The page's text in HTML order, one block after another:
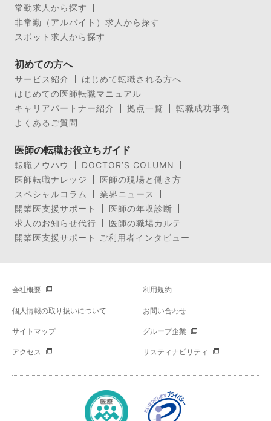
常勤求人から探す
非常勤（アルバイト）求人から探す
スポット求人から探す
初めての方へ
サービス紹介
はじめて転職される方へ
はじめての医師転職マニュアル
キャリアパートナー紹介
拠点一覧
転職成功事例
よくあるご質問
医師の転職お役立ちガイド
転職ノウハウ
DOCTOR’S COLUMN
医師転職ナレッジ
医師の現場と働き方
スペシャルコラム
業界ニュース
開業医支援サポート
医師の年収診断
求人のお知らせ代行
医師の職場カルテ
開業医支援サポート ご利用者インタビュー
会社概要 利用規約
個人情報の取り扱いについて お問い合わせ
サイトマップ グループ企業
アクセス サスティナビリティ